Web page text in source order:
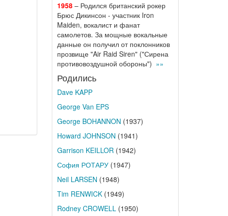
1958– Родился британский рокер
Брюс Дикинсон - участник Iron
Maiden, вокалист и фанат
самолетов. За мощные вокальные
данные он получил от поклонников
прозвище "Air Raid Siren" ("Сирена
противовоздушной обороны") »»
Родились
Dave KAPP
George Van EPS
George BOHANNON (1937)
Howard JOHNSON (1941)
Garrison KEILLOR(1942)
София РОТАРУ(1947)
Neil LARSEN (1948)
Tim RENWICK(1949)
Rodney CROWELL(1950)